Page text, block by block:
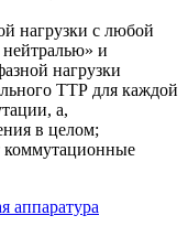
нагрузки с любой
нейтралью» и
нагрузки
ТТР для каждой
а,
в целом;
коммутационные
аппаратура